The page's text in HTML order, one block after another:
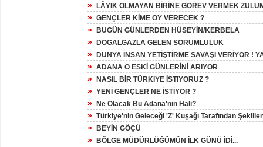
» LÂYIK OLMAYAN BİRİNE GÖREV VERMEK
» GENÇLER KİME OY VERECEK ?
» BUGÜN GÜNLERDEN HÜSEYİN/KERBELA
» DOGALGAZLA GELEN SORUMLULUK
» DÜNYA İNSAN YETİŞTİRME SAVAŞI VERİYOR !
» ADANA O ESKİ GÜNLERİNİ ARIYOR
» NASIL BİR TÜRKIYE İSTIYORUZ ?
» YENİ GENÇLER NE İSTİYOR ?
» Ne Olacak Bu Adana'nın Hali?
» Türkiye'nin Geleceği 'Z' Kuşağı Tarafından
» BEYİN GÖÇÜ
» BÖLGE MÜDÜRLÜĞÜMÜN İLK GÜNÜ İDİ...